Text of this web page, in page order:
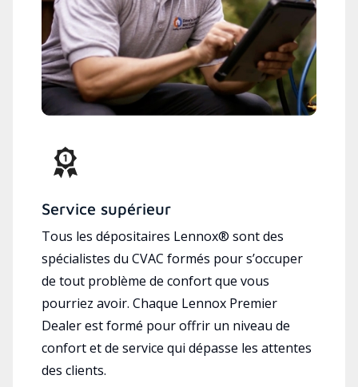
Service supérieur
Tous les dépositaires Lennox® sont des
spécialistes du CVAC formés pour s’occuper
de tout problème de confort que vous
pourriez avoir. Chaque Lennox Premier
Dealer est formé pour offrir un niveau de
confort et de service qui dépasse les attentes
des clients.